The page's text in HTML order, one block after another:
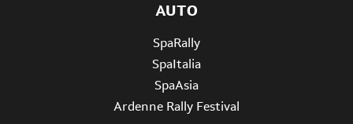
AUTO
SpaRally
SpaItalia
SpaAsia
Ardenne Rally Festival